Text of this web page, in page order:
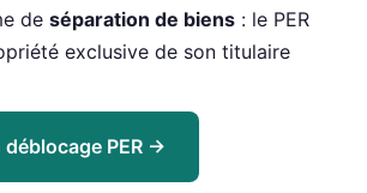
de séparation de biens : le PER
exclusive de son titulaire
déblocage PER →